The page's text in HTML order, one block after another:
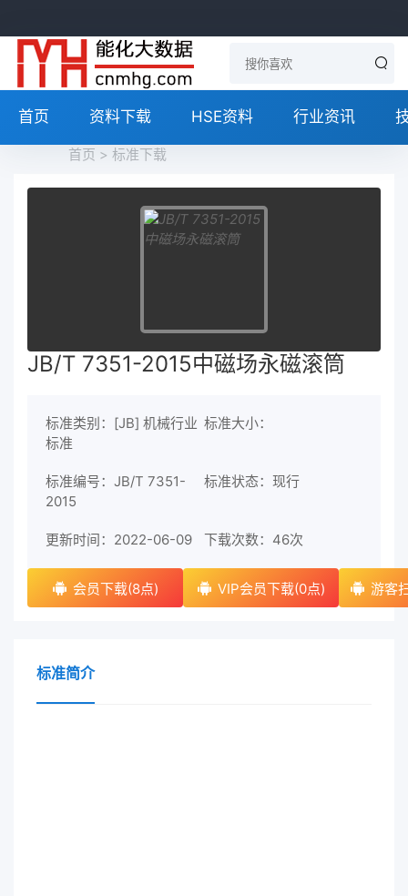
首页 资料下载 HSE资料 行业资讯
首页 > 标准下载
JB/T 7351-2015中磁场永磁滚筒
标准类别：[JB] 机械行业
标准
标准大小：
标准编号：JB/T 7351-
2015
标准状态：现行
更新时间：2022-06-09 下载次数： 46次
会员下载(8点) VIP会员下载(0点) 游客
标准简介